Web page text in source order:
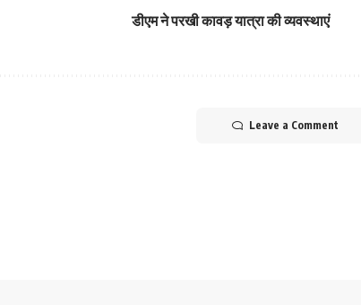
डीएम ने परखी कावड़ यात्रा की व्यवस्थाएं
Leave a Comment